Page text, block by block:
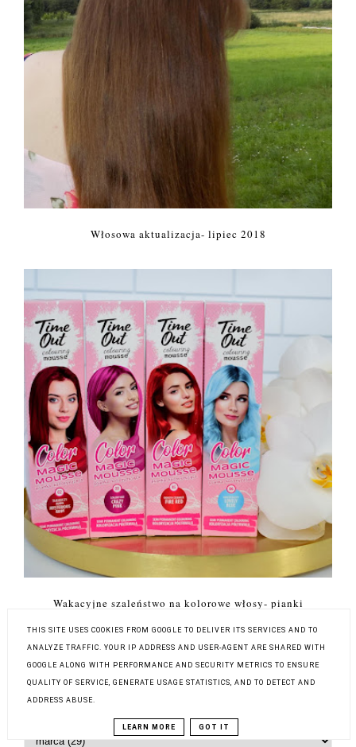
Włosowa aktualizacja- lipiec 2018
Wakacyjne szaleństwo na kolorowe włosy- pianki
THIS SITE USES COOKIES FROM GOOGLE TO DELIVER ITS SERVICES AND TO
ANALYZE TRAFFIC. YOUR IP ADDRESS AND USER-AGENT ARE SHARED WITH
GOOGLE ALONG WITH PERFORMANCE AND SECURITY METRICS TO ENSURE
QUALITY OF SERVICE, GENERATE USAGE STATISTICS, AND TO DETECT AND
ADDRESS ABUSE.
LEARN MORE GOT IT